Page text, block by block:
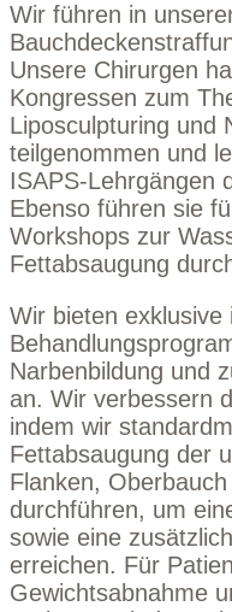
Wir führen in
Unsere Chirurgen
Kongressen zum
Liposculpturing und
teilgenommen und
ISAPS-Lehrgängen
Ebenso führen sie
Workshops zur
Fettabsaugung
Wir bieten exklusive
Narbenbildung und
an. Wir verbessern
indem wir
Fettabsaugung der
Flanken,
durchführen, um
sowie eine
erreichen. Für
Gewichtsabnahme